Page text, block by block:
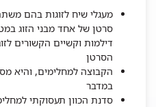
מעגלי שיח לזוגות בהם
סרטן של אחד מבני הזוג
דילמות וקשיים הקשורים
הסרטן
הקבוצה למחלימים, והיא
במדבר
סדנת הכוון תעסוקתי